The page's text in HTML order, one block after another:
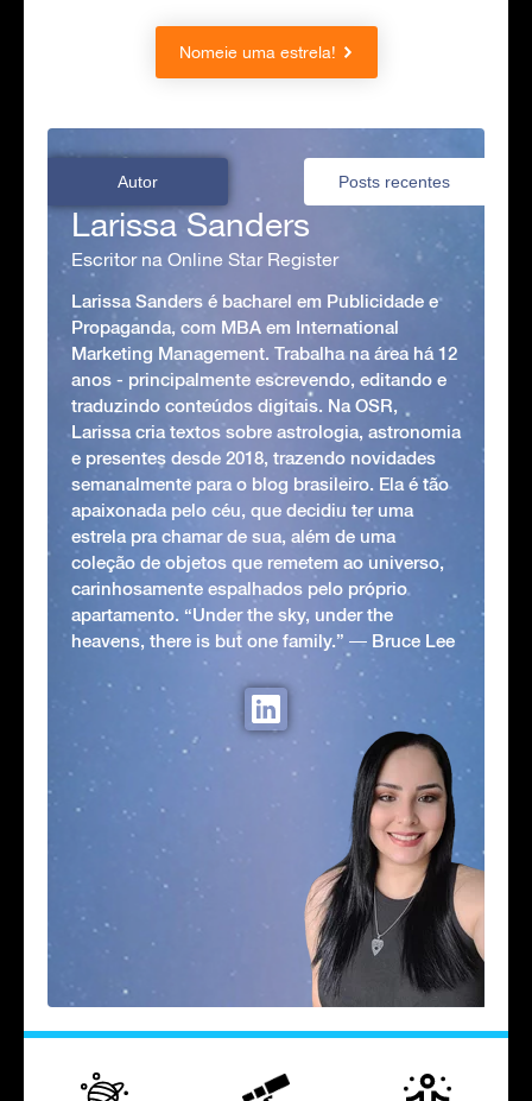
Nomeie uma estrela!
Autor Posts recentes
Larissa Sanders
Escritor na Online Star Register
Larissa Sanders é bacharel em Publicidade e
Propaganda, com MBA em International
Marketing Management. Trabalha na área há 12
anos - principalmente escrevendo, editando e
traduzindo conteúdos digitais. Na OSR,
Larissa cria textos sobre astrologia, astronomia
e presentes desde 2018, trazendo novidades
semanalmente para o blog brasileiro. Ela é tão
apaixonada pelo céu, que decidiu ter uma
estrela pra chamar de sua, além de uma
coleção de objetos que remetem ao universo,
carinhosamente espalhados pelo próprio
apartamento. “Under the sky, under the
heavens, there is but one family.” ― Bruce Lee